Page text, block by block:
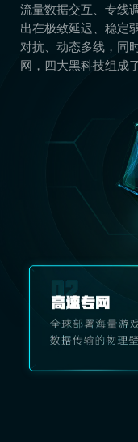
流量数据交互、专线
出在极致延迟、稳定
对抗、动态多线，同
网，四大黑科技组成